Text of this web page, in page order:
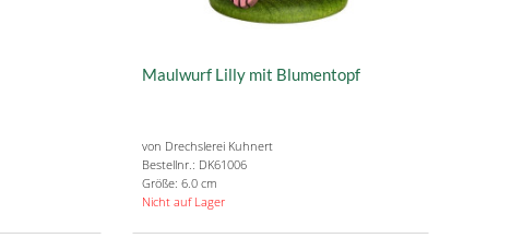
Maulwurf Lilly mit Blumentopf
von Drechslerei Kuhnert
Bestellnr.: DK61006
Größe: 6.0 cm
Nicht auf Lager